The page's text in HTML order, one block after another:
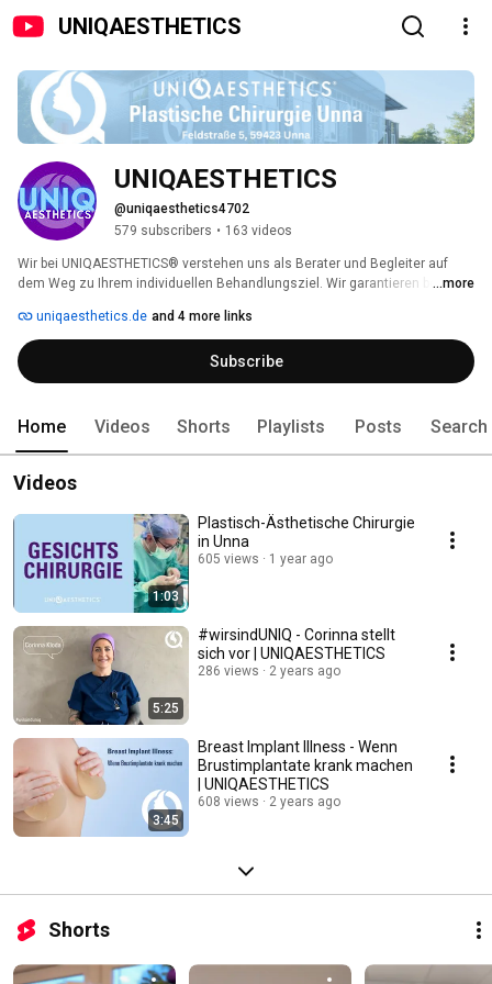
UNIQAESTHETICS
UNIQAESTHETICS
@uniqaesthetics4702
579 subscribers • 163 videos
Wir bei UNIQAESTHETICS® verstehen uns als Berater und Begleiter auf
dem Weg zu Ihrem individuellen Behandlungsziel. Wir garantieren bestens
Wohlbefinden kümmert.
...more
uniqaesthetics.de and 4 more links
Subscribe
Home Videos Shorts Playlists Posts Search
Videos
1:03
Plastisch-Ästhetische Chirurgie
in Unna
605 views 1 year ago
5:25
#wirsindUNIQ - Corinna stellt
sich vor | UNIQAESTHETICS
286 views 2 years ago
3:45
Breast Implant Illness - Wenn
Brustimplantate krank machen
| UNIQAESTHETICS
608 views 2 years ago
Shorts